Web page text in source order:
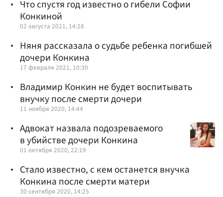
Что спустя год известно о гибели Софии
Конкиной
02 августа 2021, 14:28
Няня рассказала о судьбе ребенка погибшей
дочери Конкина
17 февраля 2021, 10:30
Владимир Конкин не будет воспитывать
внучку после смерти дочери
11 ноября 2020, 14:44
Адвокат назвала подозреваемого
в убийстве дочери Конкина
01 октября 2020, 22:19
Стало известно, с кем останется внучка
Конкина после смерти матери
30 сентября 2020, 14:25